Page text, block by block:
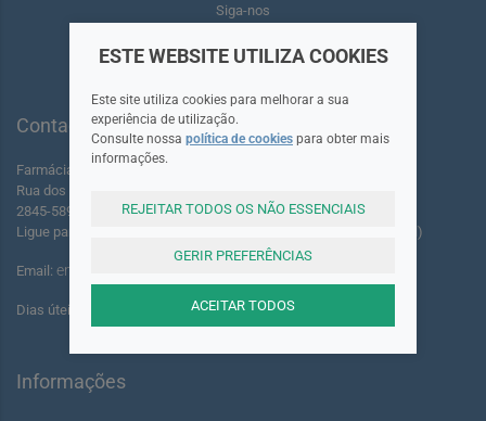
Siga-nos
Contactos
Farmácia dos Foros de Amora Lda.
Rua dos Foros Amora 220 A-B
2845-589 Seixal - Portugal
Ligue para: +351 961 055 503 (Chamada para rede móvel nacional)
Email: encomendas@youshine.pt
Dias úteis das: 14:00 às 17:00
Informações
ESTE WEBSITE UTILIZA COOKIES
Este site utiliza cookies para melhorar a sua
experiência de utilização.
Consulte nossa política de cookies para obter mais
informações.
REJEITAR TODOS OS NÃO ESSENCIAIS
GERIR PREFERÊNCIAS
ACEITAR TODOS